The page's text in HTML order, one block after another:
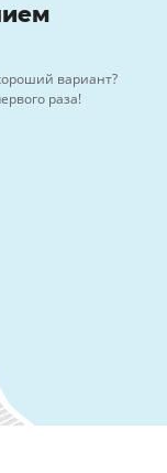
вариант?
раза!